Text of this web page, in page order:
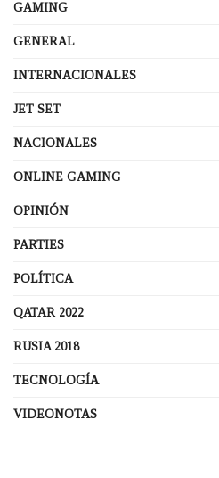
GAMING
GENERAL
INTERNACIONALES
JET SET
NACIONALES
ONLINE GAMING
OPINIÓN
PARTIES
POLÍTICA
QATAR 2022
RUSIA 2018
TECNOLOGÍA
VIDEONOTAS